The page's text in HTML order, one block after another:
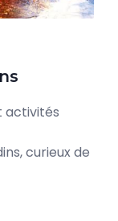
activités
curieux de